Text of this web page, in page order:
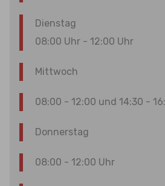
Dienstag
08:00 Uhr - 12:00 Uhr
Mittwoch
08:00 - 12:00 und 14:30 -
Donnerstag
08:00 - 12:00 Uhr